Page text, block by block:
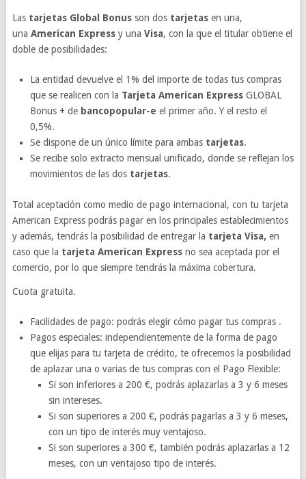
Lastarjetas Global Bonusson dos tarjetasen una,
una American Expressy una Visa, con la que el titular obtiene el
doble de posibilidades:
La entidad devuelve el 1% del importe de todas tus compras
que se realicen con la Tarjeta American ExpressGLOBAL
Bonus + de bancopopular-eel primer año. Y el resto el
0,5%.
Se dispone de un único límite para ambas tarjetas.
Se recibe solo extracto mensual unificado, donde se reflejan los
movimientos de las dos tarjetas.
Total aceptación como medio de pago internacional, con tu tarjeta
American Express podrás pagar en los principales establecimientos
y además, tendrás la posibilidad de entregar la tarjeta Visa, en
caso que la tarjeta American Expressno sea aceptada por el
comercio, por lo que siempre tendrás la máxima cobertura.
Cuota gratuita.
Facilidades de pago: podrás elegir cómo pagar tus compras .
Pagos especiales: independientemente de la forma de pago
que elijas para tu tarjeta de crédito, te ofrecemos la posibilidad
de aplazar una o varias de tus compras con el Pago Flexible:
Si son inferiores a 200 €, podrás aplazarlas a 3 y 6 meses
sin intereses.
Si son superiores a 200 €, podrás pagarlas a 3 y 6 meses,
con un tipo de interés muy ventajoso.
Si son superiores a 300 €, también podrás aplazarlas a 12
meses, con un ventajoso tipo de interés.